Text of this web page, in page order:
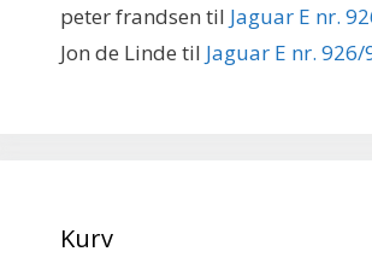
peter frandsen til Jaguar E nr.
Jon de Linde til Jaguar E nr. 926/
Kurv